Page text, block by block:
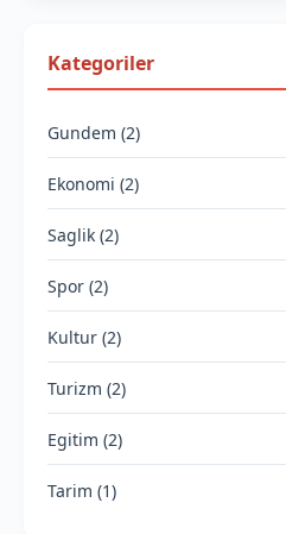
Kategoriler
Gundem (2)
Ekonomi (2)
Saglik (2)
Spor (2)
Kultur (2)
Turizm (2)
Egitim (2)
Tarim (1)